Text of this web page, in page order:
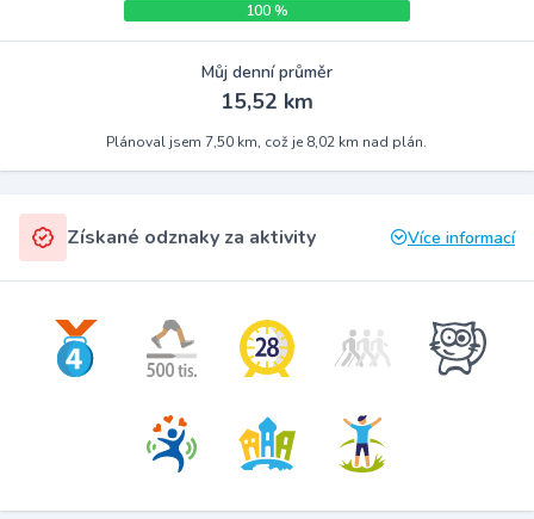
100 %
Můj denní průměr
15,52 km
Plánoval jsem 7,50 km, což je 8,02 km nad plán.
Získané odznaky za aktivity Více informací